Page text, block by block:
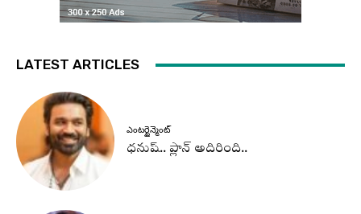
LATEST ARTICLES
ఎంటర్టైన్మెంట్
ధనుష్‌.. ప్లాన్ అదిరింది..